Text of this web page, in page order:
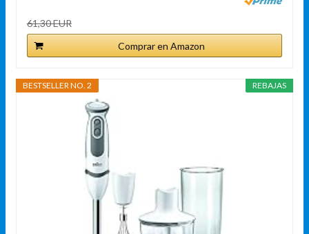
61,30 EUR
Comprar en Amazon
REBAJAS
BESTSELLER NO. 2